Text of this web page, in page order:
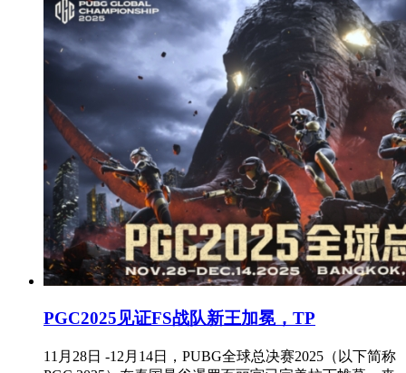
PGC2025见证FS战队新王加冕，TP
11月28日 -12月14日，PUBG全球总决赛2025（以下简称